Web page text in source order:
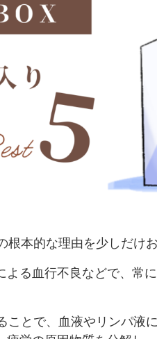
本的な理由を少しだけお
る血行不良などで、常
とで、血液やリンパ液